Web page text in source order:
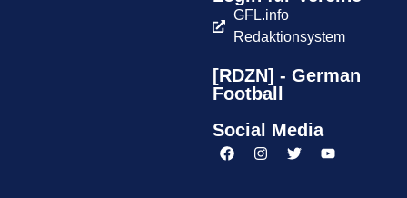
GFL.info
Redaktionsystem
[RDZN] - German
Football
Social Media